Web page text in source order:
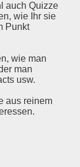
auch Quizze
wie Ihr sie
Punkt
wie man
man
usw.
aus reinem